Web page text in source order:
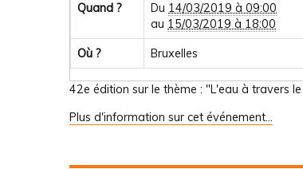
Quand ? Du 14/03/2019 à 09:00
au 15/03/2019 à 18:00
Où ? Bruxelles
42e édition sur le thème : "L'eau à travers
Plus d'information sur cet événement…